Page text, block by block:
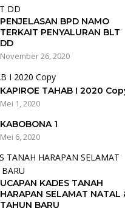
PENJELASAN BPD NAMO
TERKAIT PENYALURAN BLT
DD
November 26, 2020
KAPIROE TAHAB I 2020
Mei 1, 2020
KABOBONA 1
Mei 6, 2020
UCAPAN KADES TANAH
HARAPAN SELAMAT NATAL
TAHUN BARU